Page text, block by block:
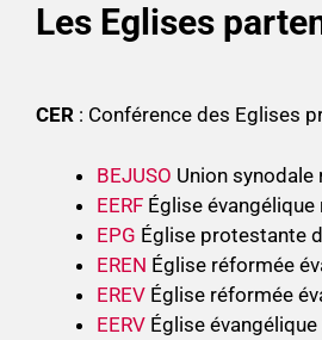
Les Eglises
CER : Conférence des Eglises
BEJUSO Union synodale
EERF Église
EPG Église protestante
EREN Église réformée
EREV Église réformée
EERV Église